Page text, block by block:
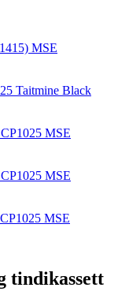
MSE
Taitmine Black
MSE
MSE
MSE
tindikassett